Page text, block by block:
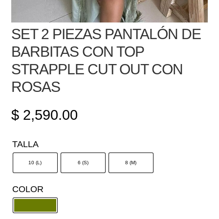
SET 2 PIEZAS PANTALÓN DE
BARBITAS CON TOP
STRAPPLE CUT OUT CON
ROSAS
$2,590.00
TALLA
10 (L) 6 (S) 8 (M)
COLOR